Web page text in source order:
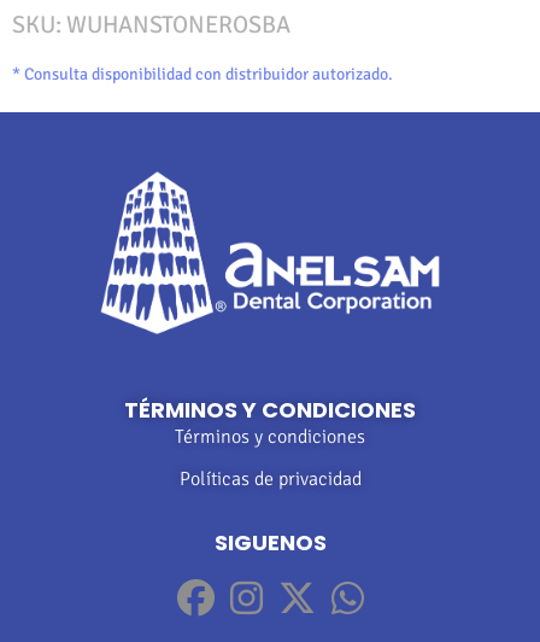
SKU: WUHANSTONEROSBA
* Consulta disponibilidad con distribuidor autorizado.
TÉRMINOS Y CONDICIONES
Términos y condiciones
Políticas de privacidad
SIGUENOS